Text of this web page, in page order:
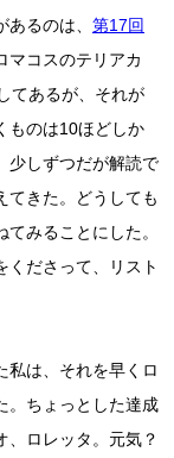
るのは、 第17回
マコスのテリアカ
てあるが、それが
ものは10ほどしか
少しずつだが解読で
てきた。どうしても
みることにした。
くださって、リスト
私は、それを早くロ
。ちょっとした達成
、ロレッタ。元気？